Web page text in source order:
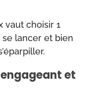
vaut choisir 1
lancer et bien
et